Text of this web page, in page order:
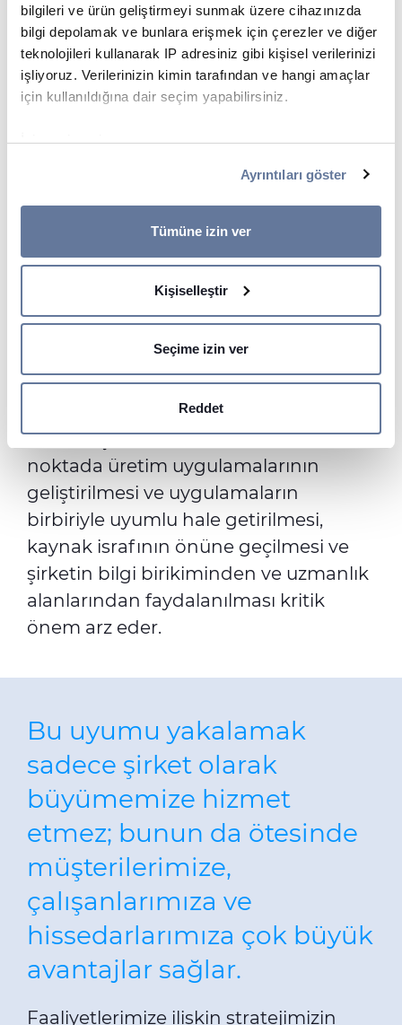
bilgileri ve ürün geliştirmeyi sunmak üzere cihazınızda
bilgi depolamak ve bunlara erişmek için çerezler ve diğer
teknolojileri kullanarak IP adresiniz gibi kişisel verilerinizi
işliyoruz. Verilerinizin kimin tarafından ve hangi amaçlar
için kullanıldığına dair seçim yapabilirsiniz.
İzin verirseniz, ayrıca:
konumunuzla ilgili bilgileri toplamak istiyoruz
Cihazınızı belirli özellikler (parmak izleri) için aktif
bir şekilde tarayarak tanımlamak istiyoruz
Ayrıntılar kısmında
Rızanızı dilediğiniz zaman Çerez Beyanı kısmından
değiştirebilir veya geri çekebilirsiniz.
İçeriği ve reklamları kişiselleştirmek, sosyal medya
özellikleri sunmak ve trafiği analiz etmek için çerezler
kullanıyoruz. Sitemizi kullanımınızla ilgili bilgileri ayrıca
paylaşabiliriz. İş ortaklarımız, bu bilgileri kendilerine
sağladığınız veya hizmetlerini kullanırken topladıkları
diğer bilgilerle birleştirebilir.
Ayrıntıları göster
Tümüne izin ver
Kişiselleştir
Seçime izin ver
Reddet
STRATEJİMİZİN TEMELİ
Fast Forward Stratejisi -
Hızlı ve İleriye Dönük
Uygulamalar
Yaklaşık 80 tesisimiz ile birçok pazarda,
birbirinden farklı müşterilere geniş bir
ürün ve çözüm portföyü sunuyoruz. Bu
noktada üretim uygulamalarının
geliştirilmesi ve uygulamaların
birbiriyle uyumlu hale getirilmesi,
kaynak israfının önüne geçilmesi ve
şirketin bilgi birikiminden ve uzmanlık
alanlarından faydalanılması kritik
önem arz eder.
Bu uyumu yakalamak
sadece şirket olarak
büyümemize hizmet
etmez; bunun da ötesinde
müşterilerimize,
çalışanlarımıza ve
hissedarlarımıza çok büyük
avantajlar sağlar.
Faaliyetlerimize ilişkin stratejimizin